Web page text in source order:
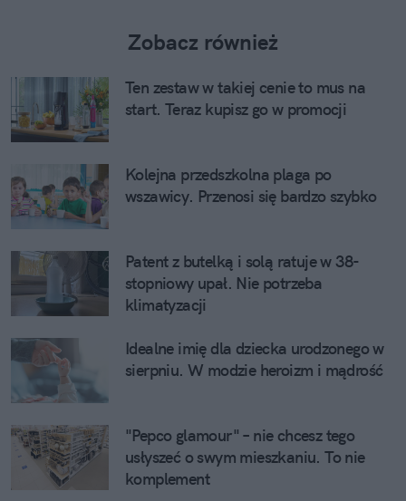
Zobacz również
Ten zestaw w takiej cenie to mus na
start. Teraz kupisz go w promocji
Kolejna przedszkolna plaga po
wszawicy. Przenosi się bardzo szybko
Patent z butelką i solą ratuje w 38-
stopniowy upał. Nie potrzeba
klimatyzacji
Idealne imię dla dziecka urodzonego w
sierpniu. W modzie heroizm i mądrość
"Pepco glamour" – nie chcesz tego
usłyszeć o swym mieszkaniu. To nie
komplement